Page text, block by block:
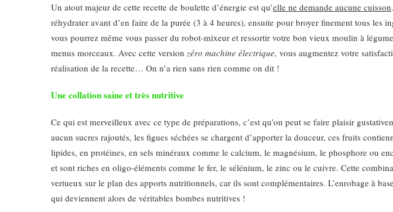
Un atout majeur de cette recette de boulette d’énergie est qu’elle ne demande aucune cuisson
réhydrater avant d’en faire de la purée (3 à 4 heures), ensuite pour broyer finement tous les
vous pourrez même vous passer du robot-mixeur et ressortir votre bon vieux moulin à
menus morceaux. Avec cette version zéro machine électrique, vous augmentez votre
réalisation de la recette… On n’a rien sans rien comme on dit !
Une collation saine et très nutritive
Ce qui est merveilleux avec ce type de préparations, c’est qu’on peut se faire plaisir
aucun sucres rajoutés, les figues séchées se chargent d’apporter la douceur, ces fruits
lipides, en protéines, en sels minéraux comme le calcium, le magnésium, le phosphore ou
et sont riches en oligo-éléments comme le fer, le sélénium, le zinc ou le cuivre. Cette
vertueux sur le plan des apports nutritionnels, car ils sont complémentaires. L’enrobage à
qui deviennent alors de véritables bombes nutritives !